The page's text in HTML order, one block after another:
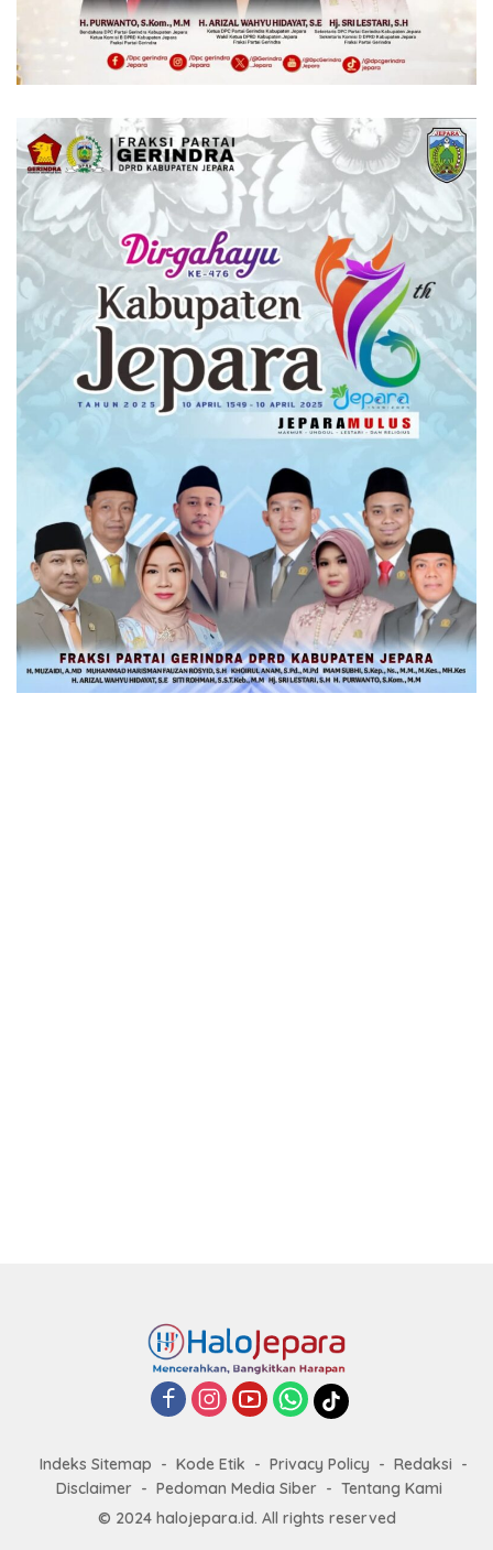
Indeks Sitemap Kode Etik Privacy Policy
Redaksi
Disclaimer
Pedoman Media Siber
Tentang Kami
© 2024 halojepara.id. All rights reserved